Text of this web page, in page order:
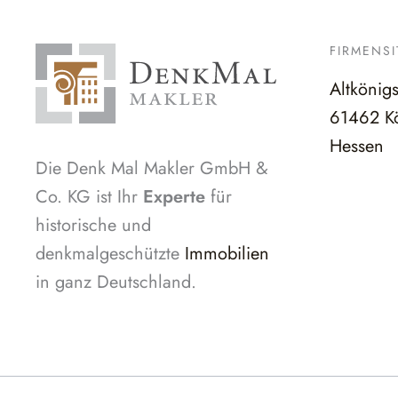
Die Denk Mal Makler GmbH &
Co. KG ist Ihr Experte für
historische und
denkmalgeschützte Immobilien
in ganz Deutschland.
61462
Hessen